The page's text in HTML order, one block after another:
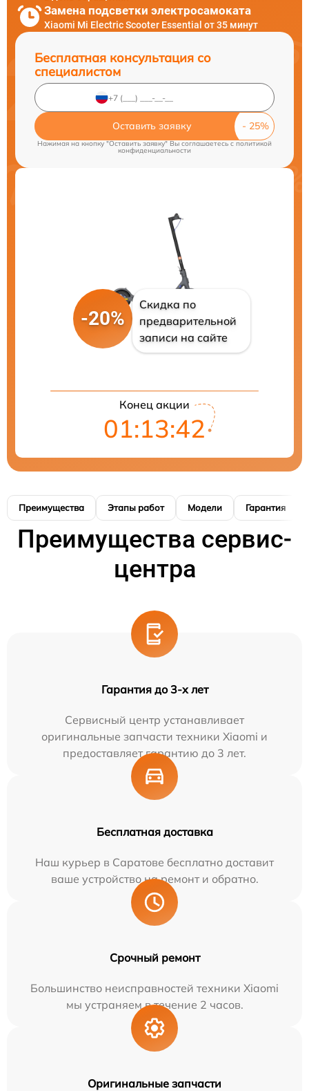
Замена подсветки электросамоката
Xiaomi Mi Electric Scooter Essential от 35 минут
Бесплатная консультация со
специалистом
Оставить заявку
Нажимая на кнопку "Оставить заявку" Вы соглашаетесь cполитикой
конфиденциальности
-20%
Скидка по
предварительной
записи на сайте
Конец акции
01:13:42
Преимущества Этапы работ Модели Гарантия
Преимущества сервис-
центра
Гарантия до 3-х лет
Сервисный центр устанавливает
оригинальные запчасти техники Xiaomi и
предоставляет гарантию до 3 лет.
Бесплатная доставка
Наш курьер в Саратове бесплатно доставит
ваше устройство на ремонт и обратно.
Срочный ремонт
Большинство неисправностей техники Xiaomi
мы устраняем в течение 2 часов.
Оригинальные запчасти